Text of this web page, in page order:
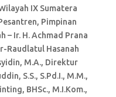
IX Sumatera
Pimpinan
– Ir. H. Achmad Prana
Raudlatul Hasanah
M.A., Direktur
S.S., S.Pd.I., M.M.,
BHSc., M.I.Kom.,